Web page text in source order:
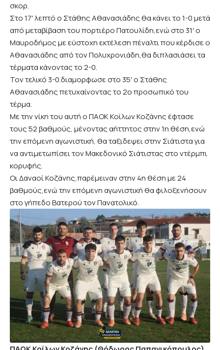
σκορ.
Στο 17′ λεπτό ο Στάθης Αθανασιάδης θα κάνει το 1-0 μετά
από μεταβίβαση του πορτιέρο Πατουλίδη,ενώ στο 31′ ο
Μαυροδήμος με εύστοχη εκτέλεση πέναλτι που κέρδισε ο
Αθανασιάδης από τον Πολυχρονιάδη,θα διπλασιάσει τα
τέρματα κάνοντας το 2-0.
Τον τελικό 3-0.διαμορφωσε στο 35′ ο Στάθης
Αθανασιάδης πετυχαίνοντας το 2ο προσωπικό του
τέρμα.
Με την νίκη του αυτή ο ΠΑΟΚ Κοίλων Κοζάνης έφτασε
τους 52 βαθμούς, μένοντας αήττητος στην 1η θέση,ενώ
την επόμενη αγωνιστική, θα ταξιδεψει στην Σιάτιστα για
να αντιμετωπίσει τον Μακεδονικό Σιάτιστας στο ντέρμπι
κορυφής.
Οι Δαναοί Κοζάνης,παρέμειναν στην 4η θέση με 24
βαθμούς,ενώ την επόμενη αγωνιστική θα φιλοξενήσουν
στο γήπεδο Βατερού τον Πανατολικό.